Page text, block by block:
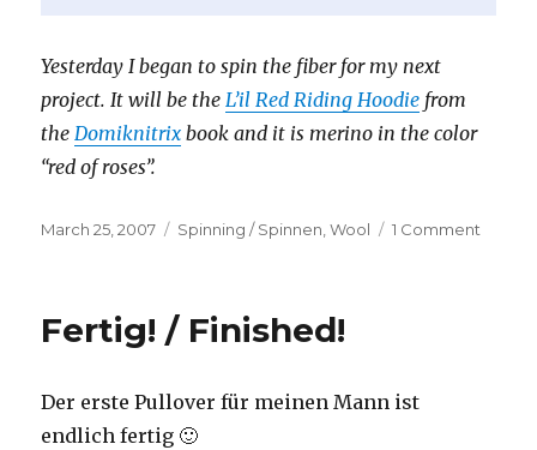
Yesterday I began to spin the fiber for my next
project. It will be theL’il Red Riding Hoodie from
theDomiknitrix book and it is merino in the color
“red of roses”.
Posted
March 25, 2007 Categories
Spinning / Spinnen,Wool 1 Comment
Fertig! / Finished!
Der erste Pullover für meinen Mann ist
endlich fertig 🙂